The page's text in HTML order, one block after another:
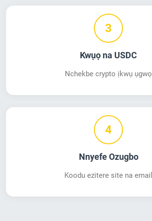
3
Kwụọ na USDC
Nchekbe crypto ịkwụ ụgwọ
4
Nnyefe Ozugbo
Koodu ezitere site na email